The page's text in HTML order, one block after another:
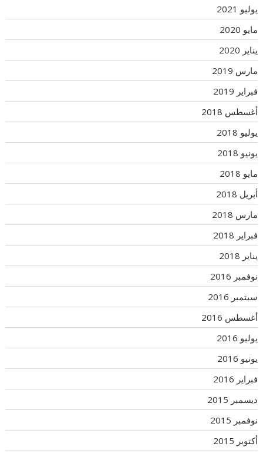
يوليو 2021
مايو 2020
يناير 2020
مارس 2019
فبراير 2019
أغسطس 2018
يوليو 2018
يونيو 2018
مايو 2018
أبريل 2018
مارس 2018
فبراير 2018
يناير 2018
نوفمبر 2016
سبتمبر 2016
أغسطس 2016
يوليو 2016
يونيو 2016
فبراير 2016
ديسمبر 2015
نوفمبر 2015
أكتوبر 2015